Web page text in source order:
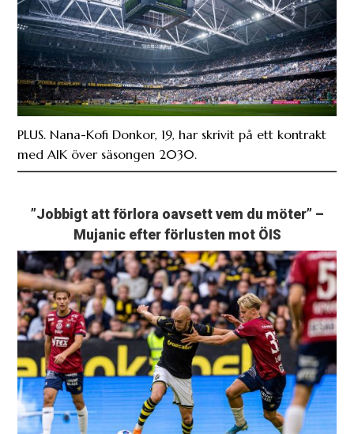
PLUS. Nana-Kofi Donkor, 19, har skrivit på ett kontrakt
med AIK över säsongen 2030.
”Jobbigt att förlora oavsett vem du möter” –
Mujanic efter förlusten mot ÖIS